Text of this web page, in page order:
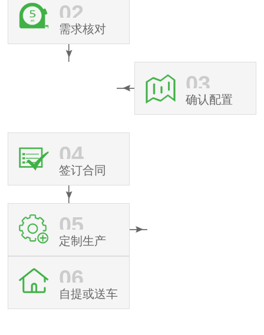
02
需求核对
03
确认配置
04
签订合同
05
定制生产
06
自提或送车